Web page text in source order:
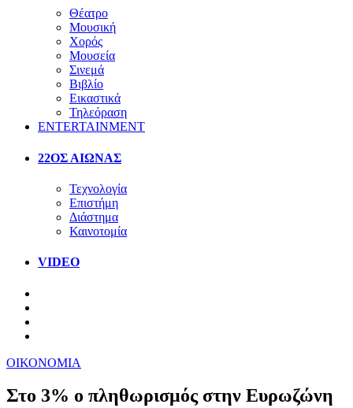
Θέατρο
Μουσική
Χορός
Μουσεία
Σινεμά
Βιβλίο
Εικαστικά
Τηλεόραση
ENTERTAINMENT
22ΟΣ ΑΙΩΝΑΣ
Τεχνολογία
Επιστήμη
Διάστημα
Καινοτομία
VIDEO
ΟΙΚΟΝΟΜΙΑ
Στο 3% ο πληθωρισμός στην Ευρωζώνη